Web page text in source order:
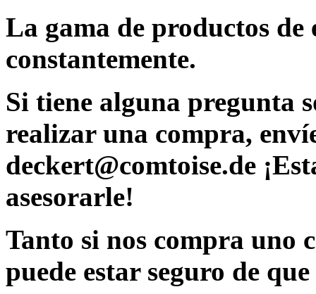
La gama de productos de
constantemente.
Si tiene alguna pregunta
realizar una compra,
deckert@comtoise.de
asesorarle!
Tanto si nos compra uno
puede estar seguro de